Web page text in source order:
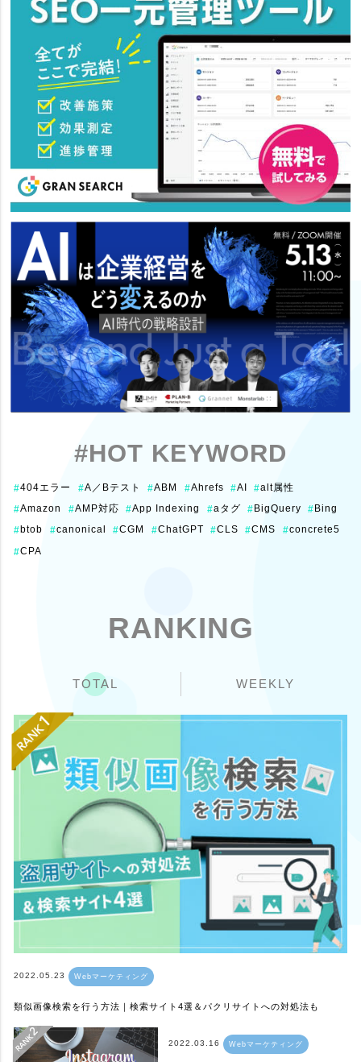
#HOT KEYWORD
#404エラー #A／Bテスト #ABM #Ahrefs #AI #alt属性
#Amazon #AMP対応 #App Indexing #aタグ # BigQuery # Bing
#btob #canonical #CGM #ChatGPT #CLS #CMS #concrete5
#CPA
RANKING
TOTAL WEEKLY
2022.05.23 Webマーケティング
類似画像検索を行う方法｜検索サイト4選＆パクリサイトへの対処法も
2022.03.16 Webマーケティング